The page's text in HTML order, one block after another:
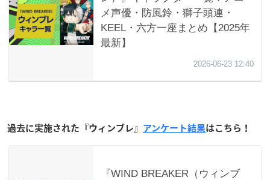
過去に実施された『ウィンブレ』 アンケート結果はこちら！